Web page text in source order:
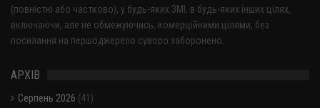
(повністю або частково), у будь-яких ЗМІ, в будь-яких інших цілях,
включаючи, але не обмежуючись, комерційними цілями, без
посилання на першоджерело суворо заборонено.
АРХІВ
Серпень 2026 (41)